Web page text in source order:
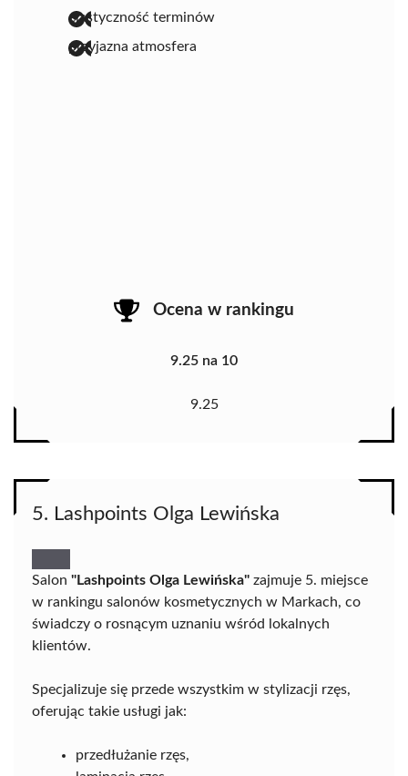
elastyczność terminów
przyjazna atmosfera
Ocena w rankingu
9.25 na 10
9.25
5. Lashpoints Olga Lewińska
Salon "Lashpoints Olga Lewińska" zajmuje 5. miejsce
w rankingu salonów kosmetycznych w Markach, co
świadczy o rosnącym uznaniu wśród lokalnych
klientów.
Specjalizuje się przede wszystkim w stylizacji rzęs,
oferując takie usługi jak:
przedłużanie rzęs,